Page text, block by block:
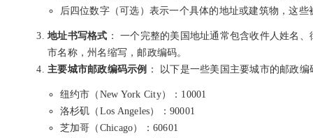
后四位数字（可选）表示一个具体的地址或建筑物，这
地址书写格式 ： 一个完整的美国地址通常包含收件人姓名
市名称，州名缩写，邮政编码。
主要城市邮政编码示例 ： 以下是一些美国主要城市的邮政编
纽约市（New York City）：10001
洛杉矶（Los Angeles）：90001
芝加哥（Chicago）：60601